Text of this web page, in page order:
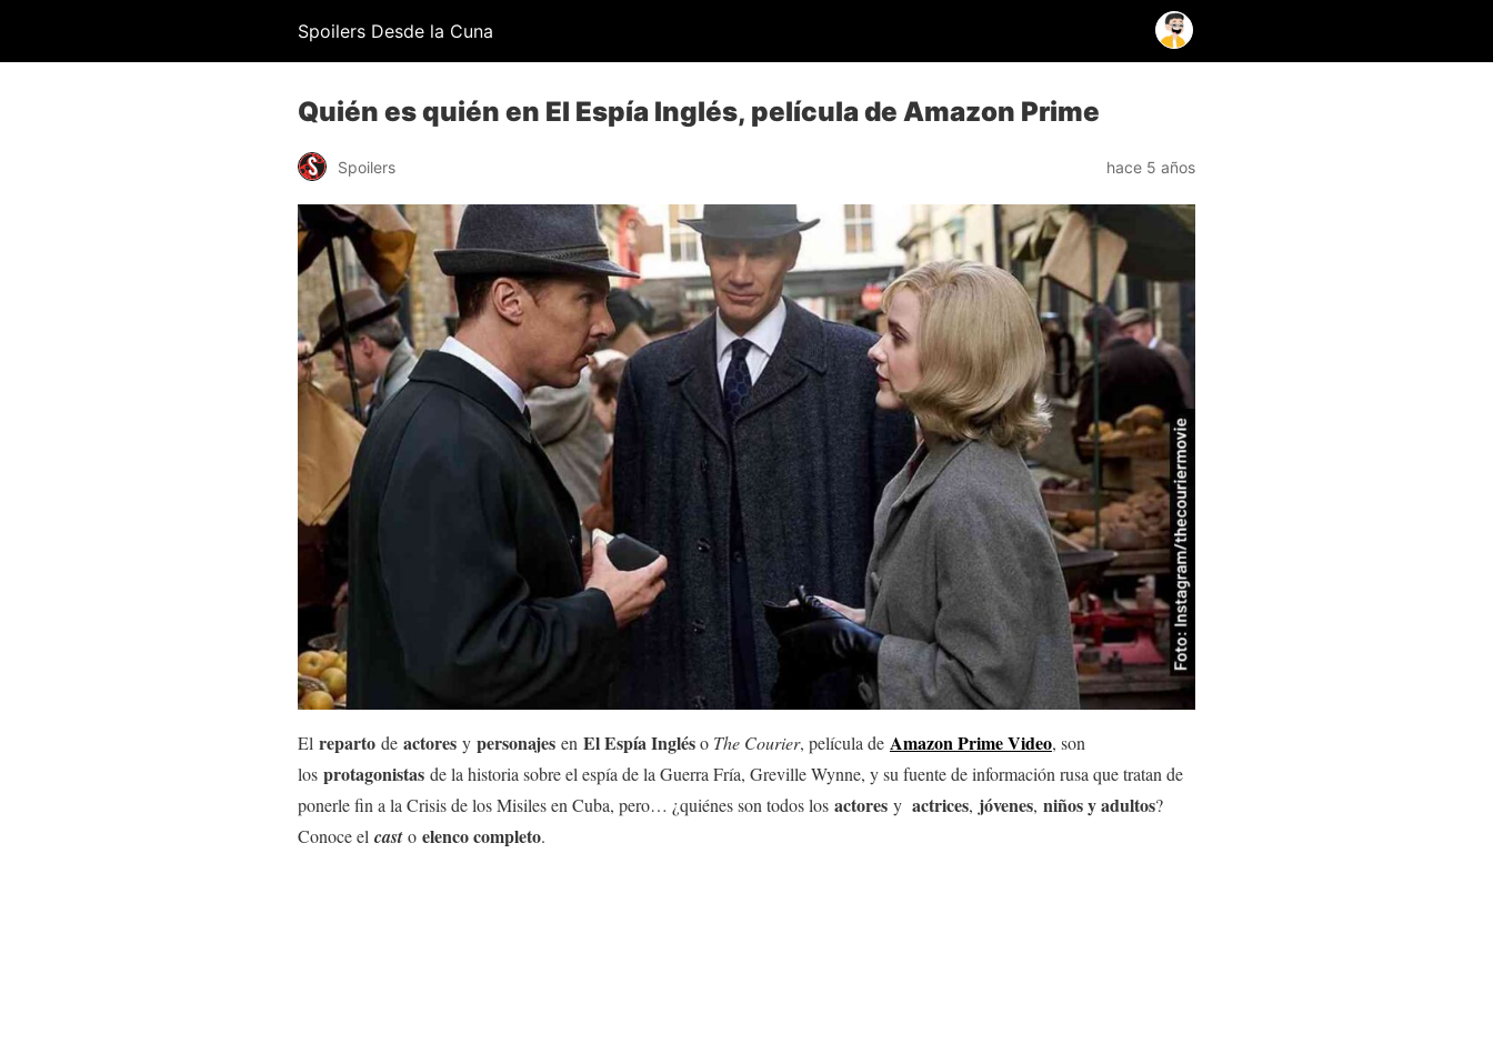
Spoilers Desde la Cuna
Quién es quién en El Espía Inglés, película de Amazon Prime
Spoilers hace 5 años
El reparto de actores y personajes en El Espía Ingléso The Courier, película de Amazon Prime Video, son
los protagonistas de la historia sobre el espía de la Guerra Fría, Greville Wynne, y su fuente de información rusa que tratan de
ponerle fin a la Crisis de los Misiles en Cuba, pero… ¿quiénes son todos los actores y actrices, jóvenes, niños y adultos?
Conoce el casto elenco completo.